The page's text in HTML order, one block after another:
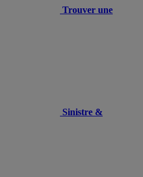
Trouver une
Sinistre &